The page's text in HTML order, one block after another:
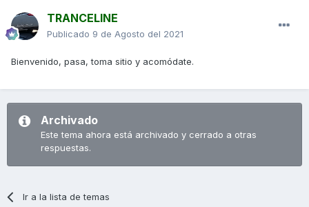
TRANCELINE
Publicado 9 de Agosto del 2021
Bienvenido, pasa, toma sitio y acomódate.
Archivado
Este tema ahora está archivado y cerrado a otras
respuestas.
Ir a la lista de temas